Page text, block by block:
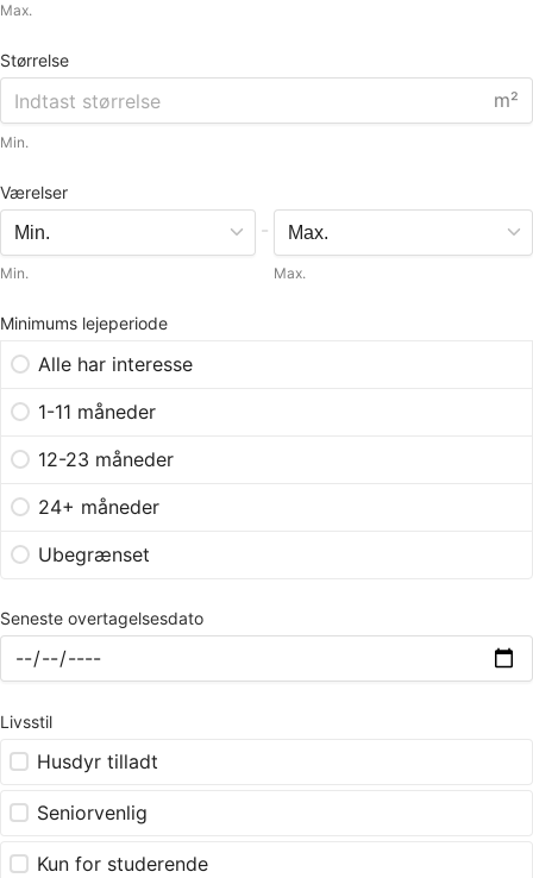
Max.
Størrelse
m²
Min.
Værelser
Min.
-
Max.
Minimums lejeperiode
Alle har interesse
1-11 måneder
12-23 måneder
24+ måneder
Ubegrænset
Seneste overtagelsesdato
Livsstil
Husdyr tilladt
Seniorvenlig
Kun for studerende